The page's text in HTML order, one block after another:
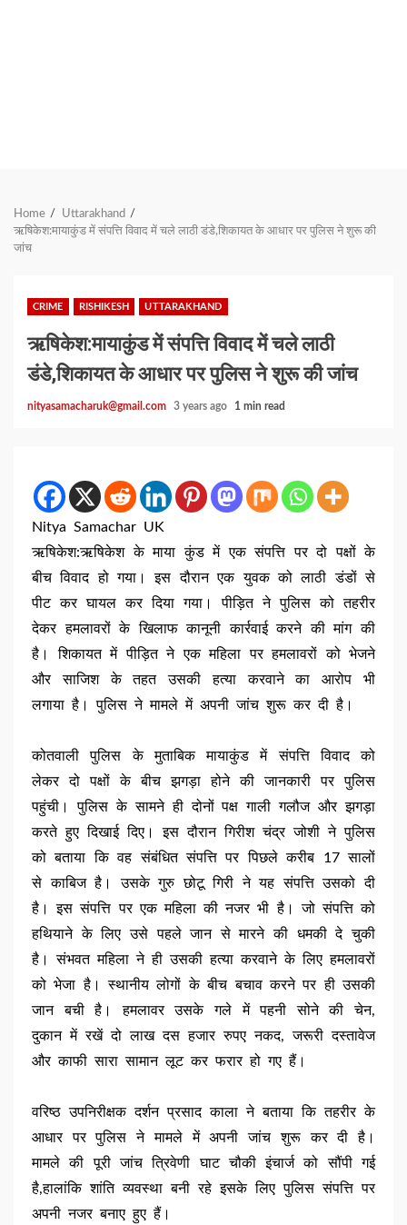
Home
Uttarakhand
ऋषिकेश:मायाकुंड में संपत्ति विवाद में चले लाठी डंडे,शिकायत के आधार पर पुलिस ने शुरू की
जांच
CRIME RISHIKESH UTTARAKHAND
ऋषिकेश:मायाकुंड में संपत्ति विवाद में चले लाठी
डंडे,शिकायत के आधार पर पुलिस ने शुरू की जांच
nityasamacharuk@gmail.com 3 years ago 1 min read
Nitya Samachar UK
ऋषिकेश:ऋषिकेश के माया कुंड में एक संपत्ति पर दो पक्षों के
बीच विवाद हो गया। इस दौरान एक युवक को लाठी डंडों से
पीट कर घायल कर दिया गया। पीड़ित ने पुलिस को तहरीर
देकर हमलावरों के खिलाफ कानूनी कार्रवाई करने की मांग की
है। शिकायत में पीड़ित ने एक महिला पर हमलावरों को भेजने
और साजिश के तहत उसकी हत्या करवाने का आरोप भी
लगाया है। पुलिस ने मामले में अपनी जांच शुरू कर दी है।
कोतवाली पुलिस के मुताबिक मायाकुंड में संपत्ति विवाद को
लेकर दो पक्षों के बीच झगड़ा होने की जानकारी पर पुलिस
पहुंची। पुलिस के सामने ही दोनों पक्ष गाली गलौज और झगड़ा
करते हुए दिखाई दिए। इस दौरान गिरीश चंद्र जोशी ने पुलिस
को बताया कि वह संबंधित संपत्ति पर पिछले करीब 17 सालों
से काबिज है। उसके गुरु छोटू गिरी ने यह संपत्ति उसको दी
है। इस संपत्ति पर एक महिला की नजर भी है। जो संपत्ति को
हथियाने के लिए उसे पहले जान से मारने की धमकी दे चुकी
है। संभवत महिला ने ही उसकी हत्या करवाने के लिए हमलावरों
को भेजा है। स्थानीय लोगों के बीच बचाव करने पर ही उसकी
जान बची है। हमलावर उसके गले में पहनी सोने की चेन,
दुकान में रखें दो लाख दस हजार रुपए नकद, जरूरी दस्तावेज
और काफी सारा सामान लूट कर फरार हो गए हैं।
वरिष्ठ उपनिरीक्षक दर्शन प्रसाद काला ने बताया कि तहरीर के
आधार पर पुलिस ने मामले में अपनी जांच शुरू कर दी है।
मामले की पूरी जांच त्रिवेणी घाट चौकी इंचार्ज को सौंपी गई
है,हालांकि शांति व्यवस्था बनी रहे इसके लिए पुलिस संपत्ति पर
अपनी नजर बनाए हुए हैं।